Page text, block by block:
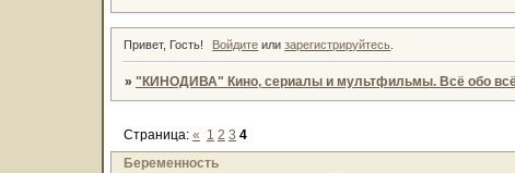
Привет, Гость! Войдите илизарегистрируйтесь
» "КИНОДИВА" Кино, сериалы и мультфильмы. Всё обо
Беременность
Страница: « 1 2 3 4